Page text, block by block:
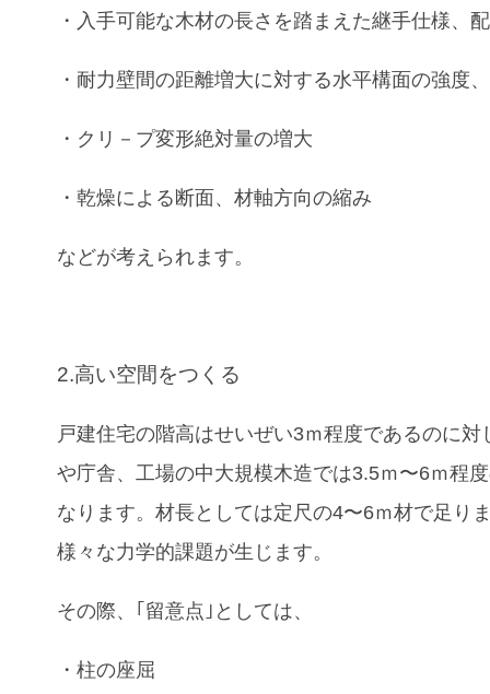
・入手可能な木材の長さを踏まえた継手仕様、
・耐力壁間の距離増大に対する水平構面の強度
・クリ－プ変形絶対量の増大
・乾燥による断面、材軸方向の縮み
などが考えられます。
2.高い空間をつくる
戸建住宅の階高はせいぜい3ｍ程度であるのに対
や庁舎、工場の中大規模木造では3.5ｍ〜6ｍ程
なります。材長としては定尺の4〜6ｍ材で足り
様々な力学的課題が生じます。
その際、｢留意点｣としては、
・柱の座屈